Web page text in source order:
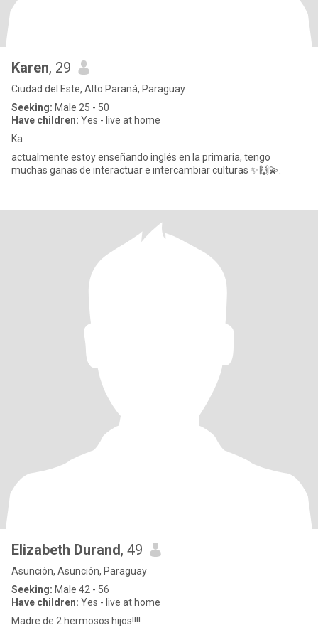
Karen, 29
Ciudad del Este, Alto Paraná, Paraguay
Seeking: Male 25 - 50
Have children: Yes - live at home
Ka
actualmente estoy enseñando inglés en la primaria, tengo
muchas ganas de interactuar e intercambiar culturas ✨️🙌💫.
Elizabeth Durand, 49
Asunción, Asunción, Paraguay
Seeking: Male 42 - 56
Have children: Yes - live at home
Madre de 2 hermosos hijos!!!!